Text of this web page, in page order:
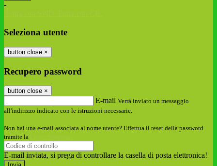
-
Seleziona utente
button close ×
Recupero password
button close ×
E-mail Verrà inviato un messaggio
all'indirizzo indicato con le istruzioni necessarie.
Non hai una e-mail associata al nome utente? Effettua il reset della password
tramite la
E-mail inviata, si prega di controllare la casella di posta elettronica!